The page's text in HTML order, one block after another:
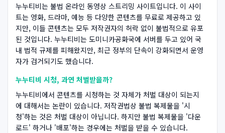
누누티비는 불법 온라인 동영상 스트리밍 사이트입니다. 이 사이
트는 영화, 드라마, 예능 등 다양한 콘텐츠를 무료로 제공하고 있
지만, 이들 콘텐츠는 모두 저작권자의 허락 없이 불법적으로 유포
된 것입니다. 누누티비는 도미니카공화국에 서버를 두고 있어 국
내 법적 규제를 피해왔지만, 최근 정부의 단속이 강화되면서 운영
자가 검거되기도 했습니다.
누누티비 시청, 과연 처벌받을까?
누누티비에서 콘텐츠를 시청하는 것 자체가 처벌 대상이 되는지
에 대해서는 논란이 있습니다. 저작권법상 불법 복제물을 '시
청'하는 것은 처벌 대상이 아닙니다. 하지만 불법 복제물을 '다운
로드' 하거나 '배포'하는 경우에는 처벌을 받을 수 있습니다.